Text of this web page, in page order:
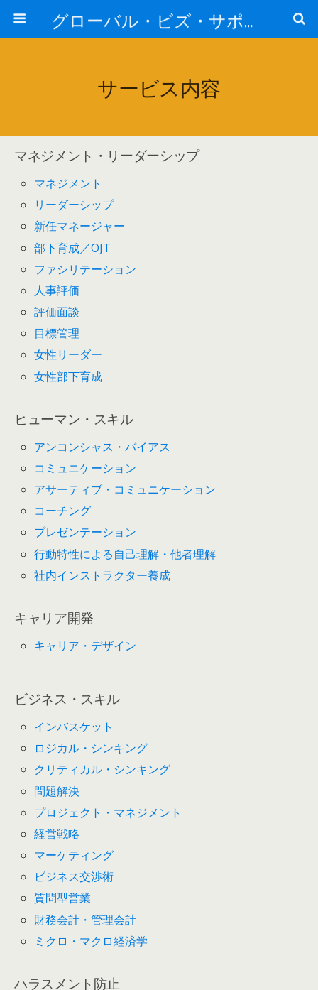
グローバル・ビズ・サポート株式会社
サービス内容
マネジメント・リーダーシップ
マネジメント
リーダーシップ
新任マネージャー
部下育成／OJT
ファシリテーション
人事評価
評価面談
目標管理
女性リーダー
女性部下育成
ヒューマン・スキル
アンコンシャス・バイアス
コミュニケーション
アサーティブ・コミュニケーション
コーチング
プレゼンテーション
行動特性による自己理解・他者理解
社内インストラクター養成
キャリア開発
キャリア・デザイン
ビジネス・スキル
インバスケット
ロジカル・シンキング
クリティカル・シンキング
問題解決
プロジェクト・マネジメント
経営戦略
マーケティング
ビジネス交渉術
質問型営業
財務会計・管理会計
ミクロ・マクロ経済学
ハラスメント防止